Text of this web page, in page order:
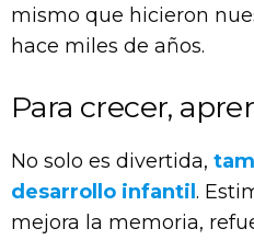
mismo que hicieron
hace miles de años.
Para crecer,
No solo es divertida,
desarrollo infantil.
mejora la memoria,